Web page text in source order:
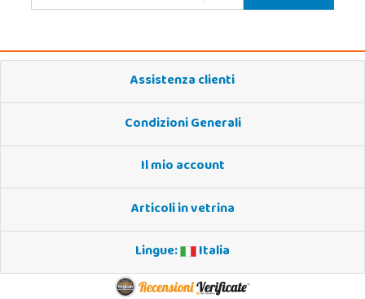
Assistenza clienti
Condizioni Generali
Il mio account
Articoli in vetrina
Lingue:
Italia